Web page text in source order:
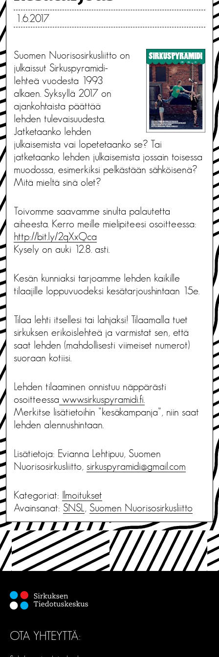
1.6.2017
Suomen Nuorisosirkusliitto on
julkaissut Sirkuspyramidi-
lehteä vuodesta 1993
alkaen. Syksyllä 2017 on
ajankohtaista päättää
lehden tulevaisuudesta.
Jatketaanko lehden
julkaisemista vai lopetetaanko se? Tai
jatketaanko lehden julkaisemista jossain toisessa
muodossa, esimerkiksi pelkästään sähköisenä?
Mitä mieltä sinä olet?
Toivomme saavamme sinulta palautetta
aiheesta. Kerro meille mielipiteesi osoitteessa:
http://bit.ly/2qXxQca
Kysely on auki 12.8. asti.
Kesän kunniaksi tarjoamme lehden kaikille
tilaajille loppuvuodeksi kesätarjoushintaan 15e.
Tilaa lehti itsellesi tai lahjaksi! Tilaamalla tuet
sirkuksen erikoislehteä ja varmistat sen, että
saat lehden (mahdollisesti viimeiset numerot)
suoraan kotiisi.
Lehden tilaaminen onnistuu näppärästi
osoitteessa www.sirkuspyramidi.fi.
Merkitse lisätietoihin ”kesäkampanja”, niin saat
lehden alennushintaan.
Lisätietoja: Evianna Lehtipuu, Suomen
Nuorisosirkusliitto, sirkuspyramidi@gmail.com
Kategoriat: Ilmoitukset
Avainsanat: SNSL , Suomen Nuorisosirkusliitto
OTA YHTEYTTÄ: